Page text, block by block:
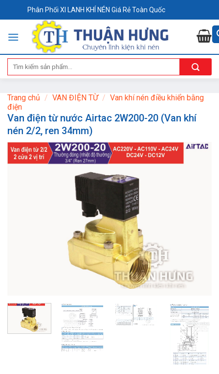
to
Phân Phối XI LANH KHÍ NÉN Giá Rẻ Toàn Quốc
Tìm
kiếm:
Trang chủ / VAN ĐIỆN TỪ / Van khí nén điều khiển bằng
điện
Van điện từ nước Airtac 2W200-20 (Van khí
nén 2/2, ren 34mm)